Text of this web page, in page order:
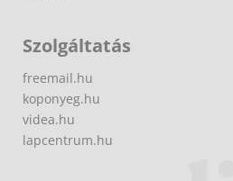
Szolgáltatás
freemail.hu
koponyeg.hu
videa.hu
lapcentrum.hu